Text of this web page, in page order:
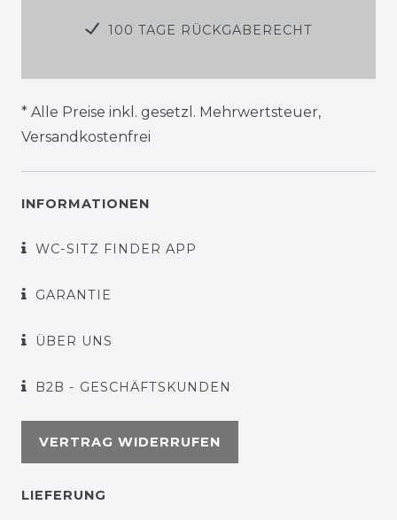
100 TAGE RÜCKGABERECHT
* Alle Preise inkl. gesetzl. Mehrwertsteuer,
Versandkostenfrei
INFORMATIONEN
WC-SITZ FINDER APP
GARANTIE
ÜBER UNS
B2B - GESCHÄFTSKUNDEN
VERTRAG WIDERRUFEN
LIEFERUNG